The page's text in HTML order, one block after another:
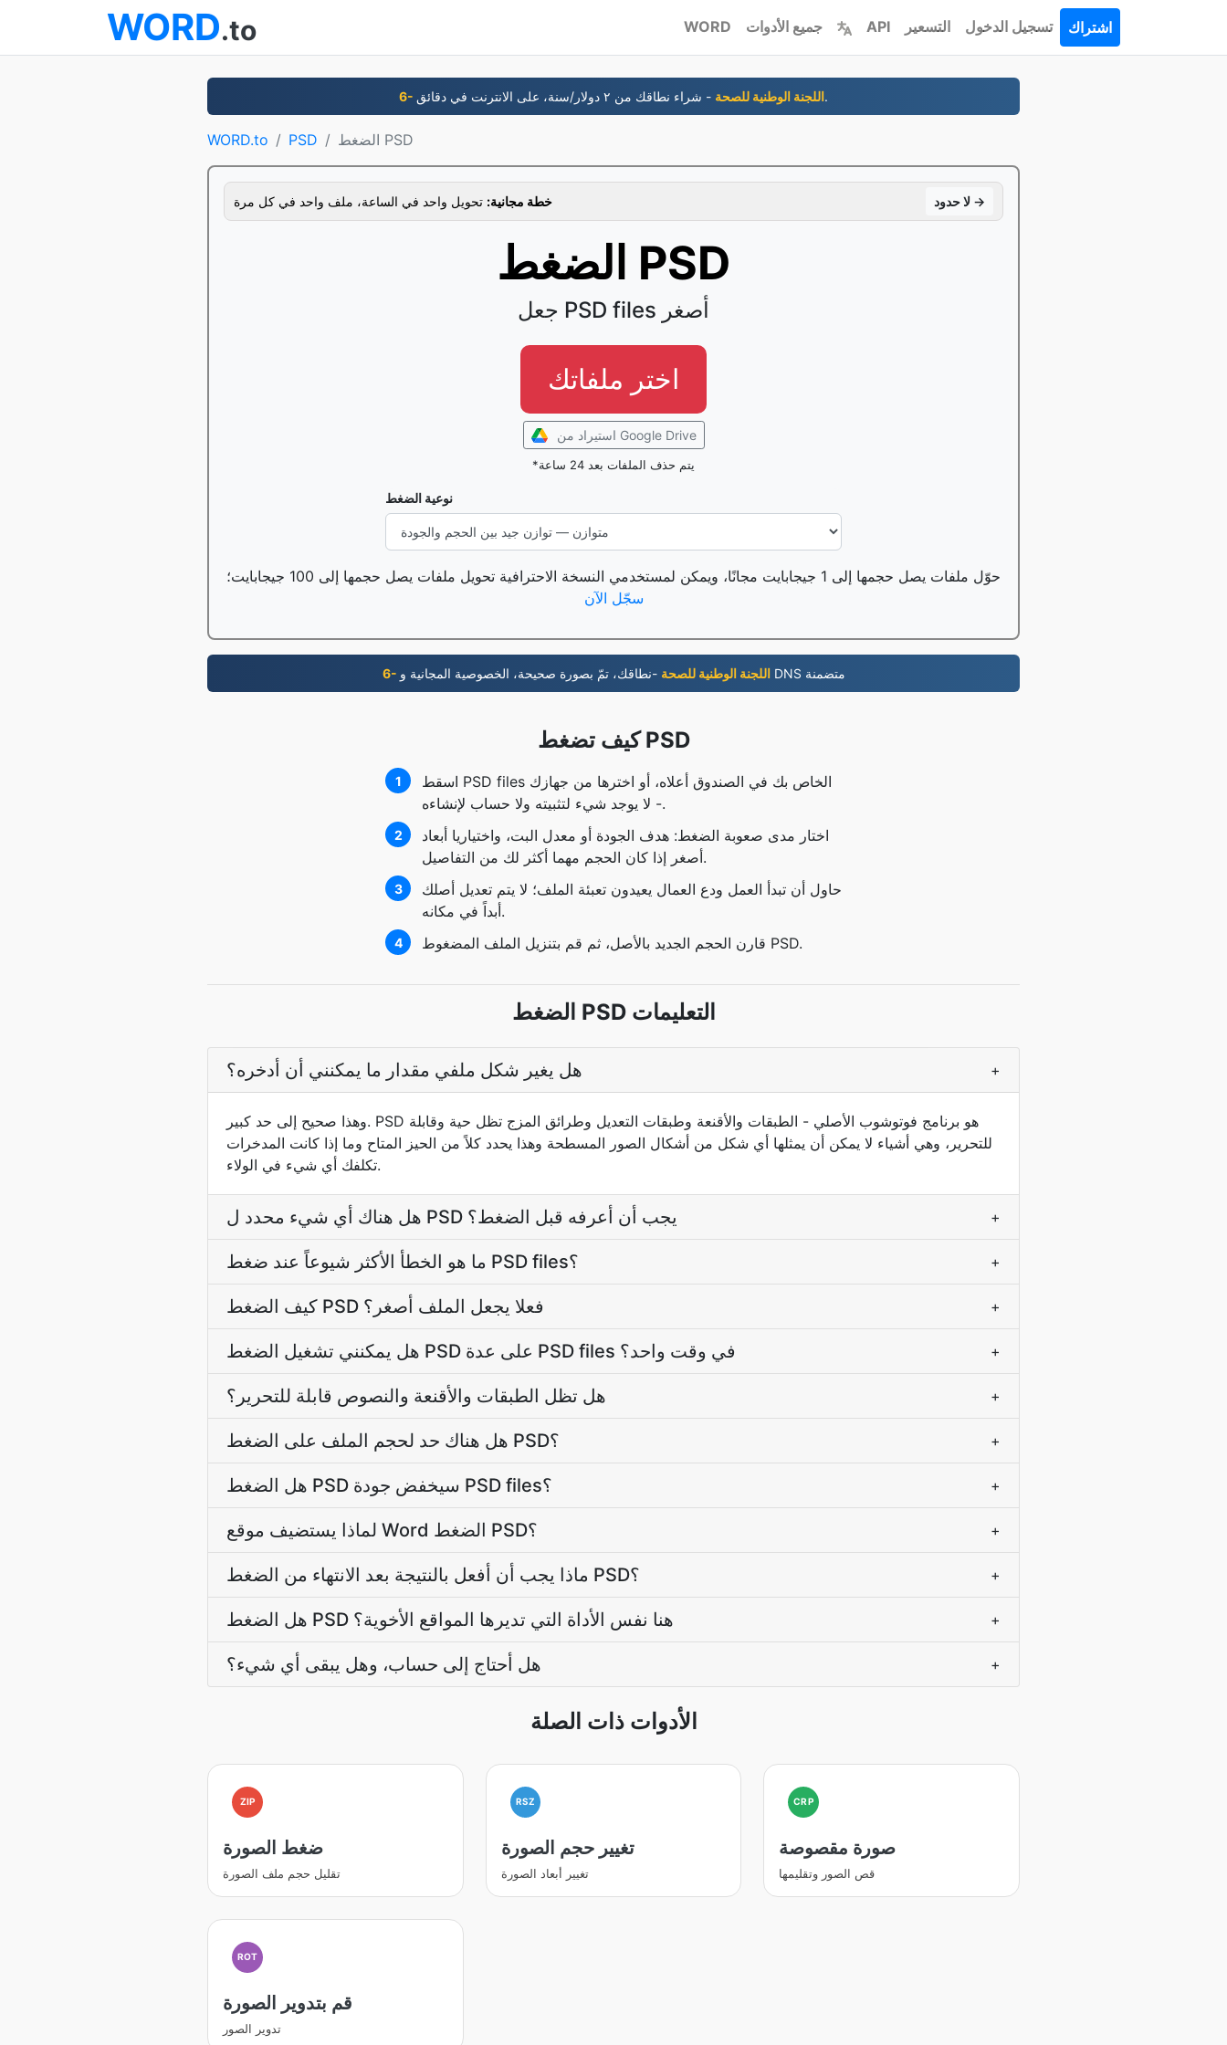
WORD.to WORD جميع الأدوات API التسعير تسجيل الدخول اشتراك
6- اللجنة الوطنية للصحة- شراء نطاقك من ٢ دوﻻر/سنة، على اﻻنترنت في دقائق.
WORD.to PSD الضغط PSD
خطة مجانية: تحويل واحد في الساعة، ملف واحد في كل مرة لا حدود →
الضغط PSD
جعل PSD files أصغر
اختر ملفاتك
استيراد من Google Drive
*يتم حذف الملفات بعد 24 ساعة
نوعية الضغط
حوّل ملفات يصل حجمها إلى 1 جيجابايت مجانًا، ويمكن لمستخدمي النسخة الاحترافية تحويل ملفات يصل حجمها إلى 100 جيجابايت؛
سجّل الآن
6- اللجنة الوطنية للصحة -نطاقك، تمّ بصورة صحيحة، الخصوصية المجانية و DNS متضمنة
كيف تضغط PSD
1
اسقط PSD files الخاص بك في الصندوق أعلاه، أو اخترها من جهازك
- لا يوجد شيء لتثبيته ولا حساب لإنشاءه.
2
اختار مدى صعوبة الضغط: هدف الجودة أو معدل البت، واختياريا أبعاد
أصغر إذا كان الحجم مهما أكثر لك من التفاصيل.
3
حاول أن تبدأ العمل ودع العمال يعيدون تعبئة الملف؛ لا يتم تعديل أصلك
أبداً في مكانه.
4 قارن الحجم الجديد بالأصل، ثم قم بتنزيل الملف المضغوط PSD.
الضغط PSD التعليمات
هل يغير شكل ملفي مقدار ما يمكنني أن أدخره؟ +
وهذا صحيح إلى حد كبير. PSD هو برنامج فوتوشوب الأصلي - الطبقات والأقنعة وطبقات التعديل وطرائق المزج تظل حية وقابلة
للتحرير، وهي أشياء لا يمكن أن يمثلها أي شكل من أشكال الصور المسطحة وهذا يحدد كلاً من الحيز المتاح وما إذا كانت المدخرات
تكلفك أي شيء في الولاء.
هل هناك أي شيء محدد ل PSD يجب أن أعرفه قبل الضغط؟ +
ما هو الخطأ الأكثر شيوعاً عند ضغط PSD files؟ +
كيف الضغط PSD فعلا يجعل الملف أصغر؟ +
هل يمكنني تشغيل الضغط PSD على عدة PSD files في وقت واحد؟ +
هل تظل الطبقات والأقنعة والنصوص قابلة للتحرير؟ +
هل هناك حد لحجم الملف على الضغط PSD؟ +
هل الضغط PSD سيخفض جودة PSD files؟ +
لماذا يستضيف موقع Word الضغط PSD؟ +
ماذا يجب أن أفعل بالنتيجة بعد الانتهاء من الضغط PSD؟ +
هل الضغط PSD هنا نفس الأداة التي تديرها المواقع الأخوية؟ +
هل أحتاج إلى حساب، وهل يبقى أي شيء؟ +
الأدوات ذات الصلة
ZIP
ضغط الصورة
تقليل حجم ملف الصورة
RSZ
تغيير حجم الصورة
تغيير أبعاد الصورة
CRP
صورة مقصوصة
قص الصور وتقليمها
ROT
قم بتدوير الصورة
تدوير الصور